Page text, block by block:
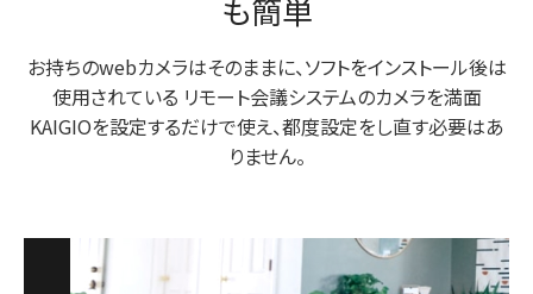
も簡単
お持ちのwebカメラはそのままに、ソフトをインストール後は
使用されている リモート会議システムのカメラを満面
KAIGIOを設定するだけで使え、都度設定をし直す必要はあ
りません。